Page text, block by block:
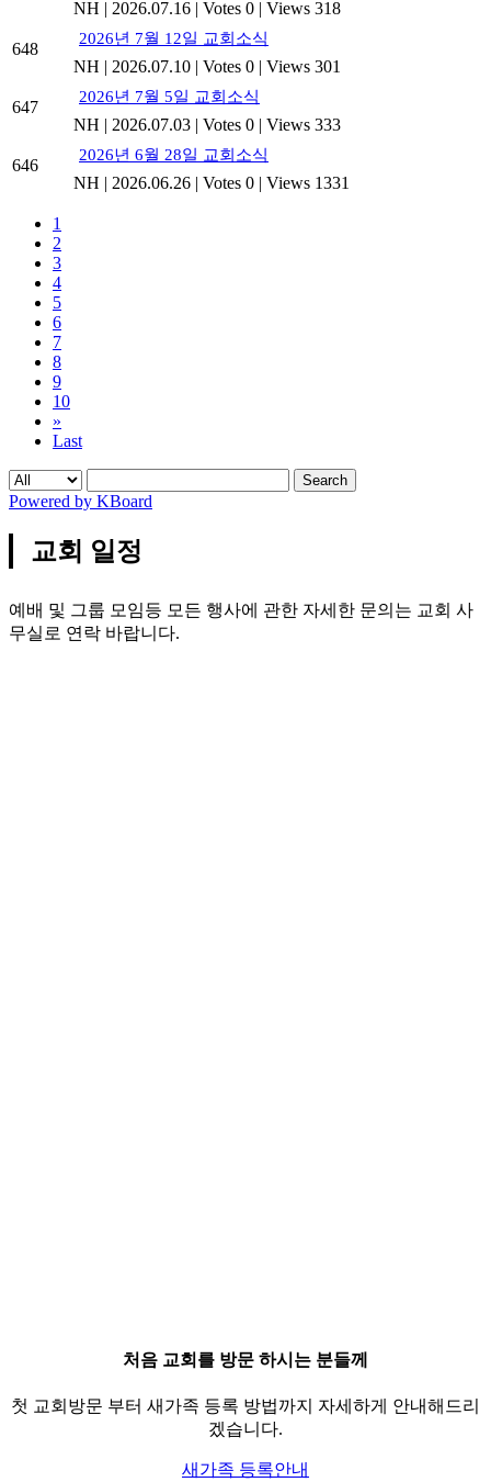
NH | 2026.07.16 | Votes 0 | Views 318
648
2026년 7월 12일 교회소식
NH | 2026.07.10 | Votes 0 | Views 301
647
2026년 7월 5일 교회소식
NH | 2026.07.03 | Votes 0 | Views 333
646
2026년 6월 28일 교회소식
NH | 2026.06.26 | Votes 0 | Views 1331
1
2
3
4
5
6
7
8
9
10
»
Last
Search
Powered by KBoard
교회 일정
예배 및 그룹 모임등 모든 행사에 관한 자세한 문의는 교회 사
무실로 연락 바랍니다.
처음 교회를 방문 하시는 분들께
첫 교회방문 부터 새가족 등록 방법까지 자세하게 안내해드리
겠습니다.
새가족 등록안내